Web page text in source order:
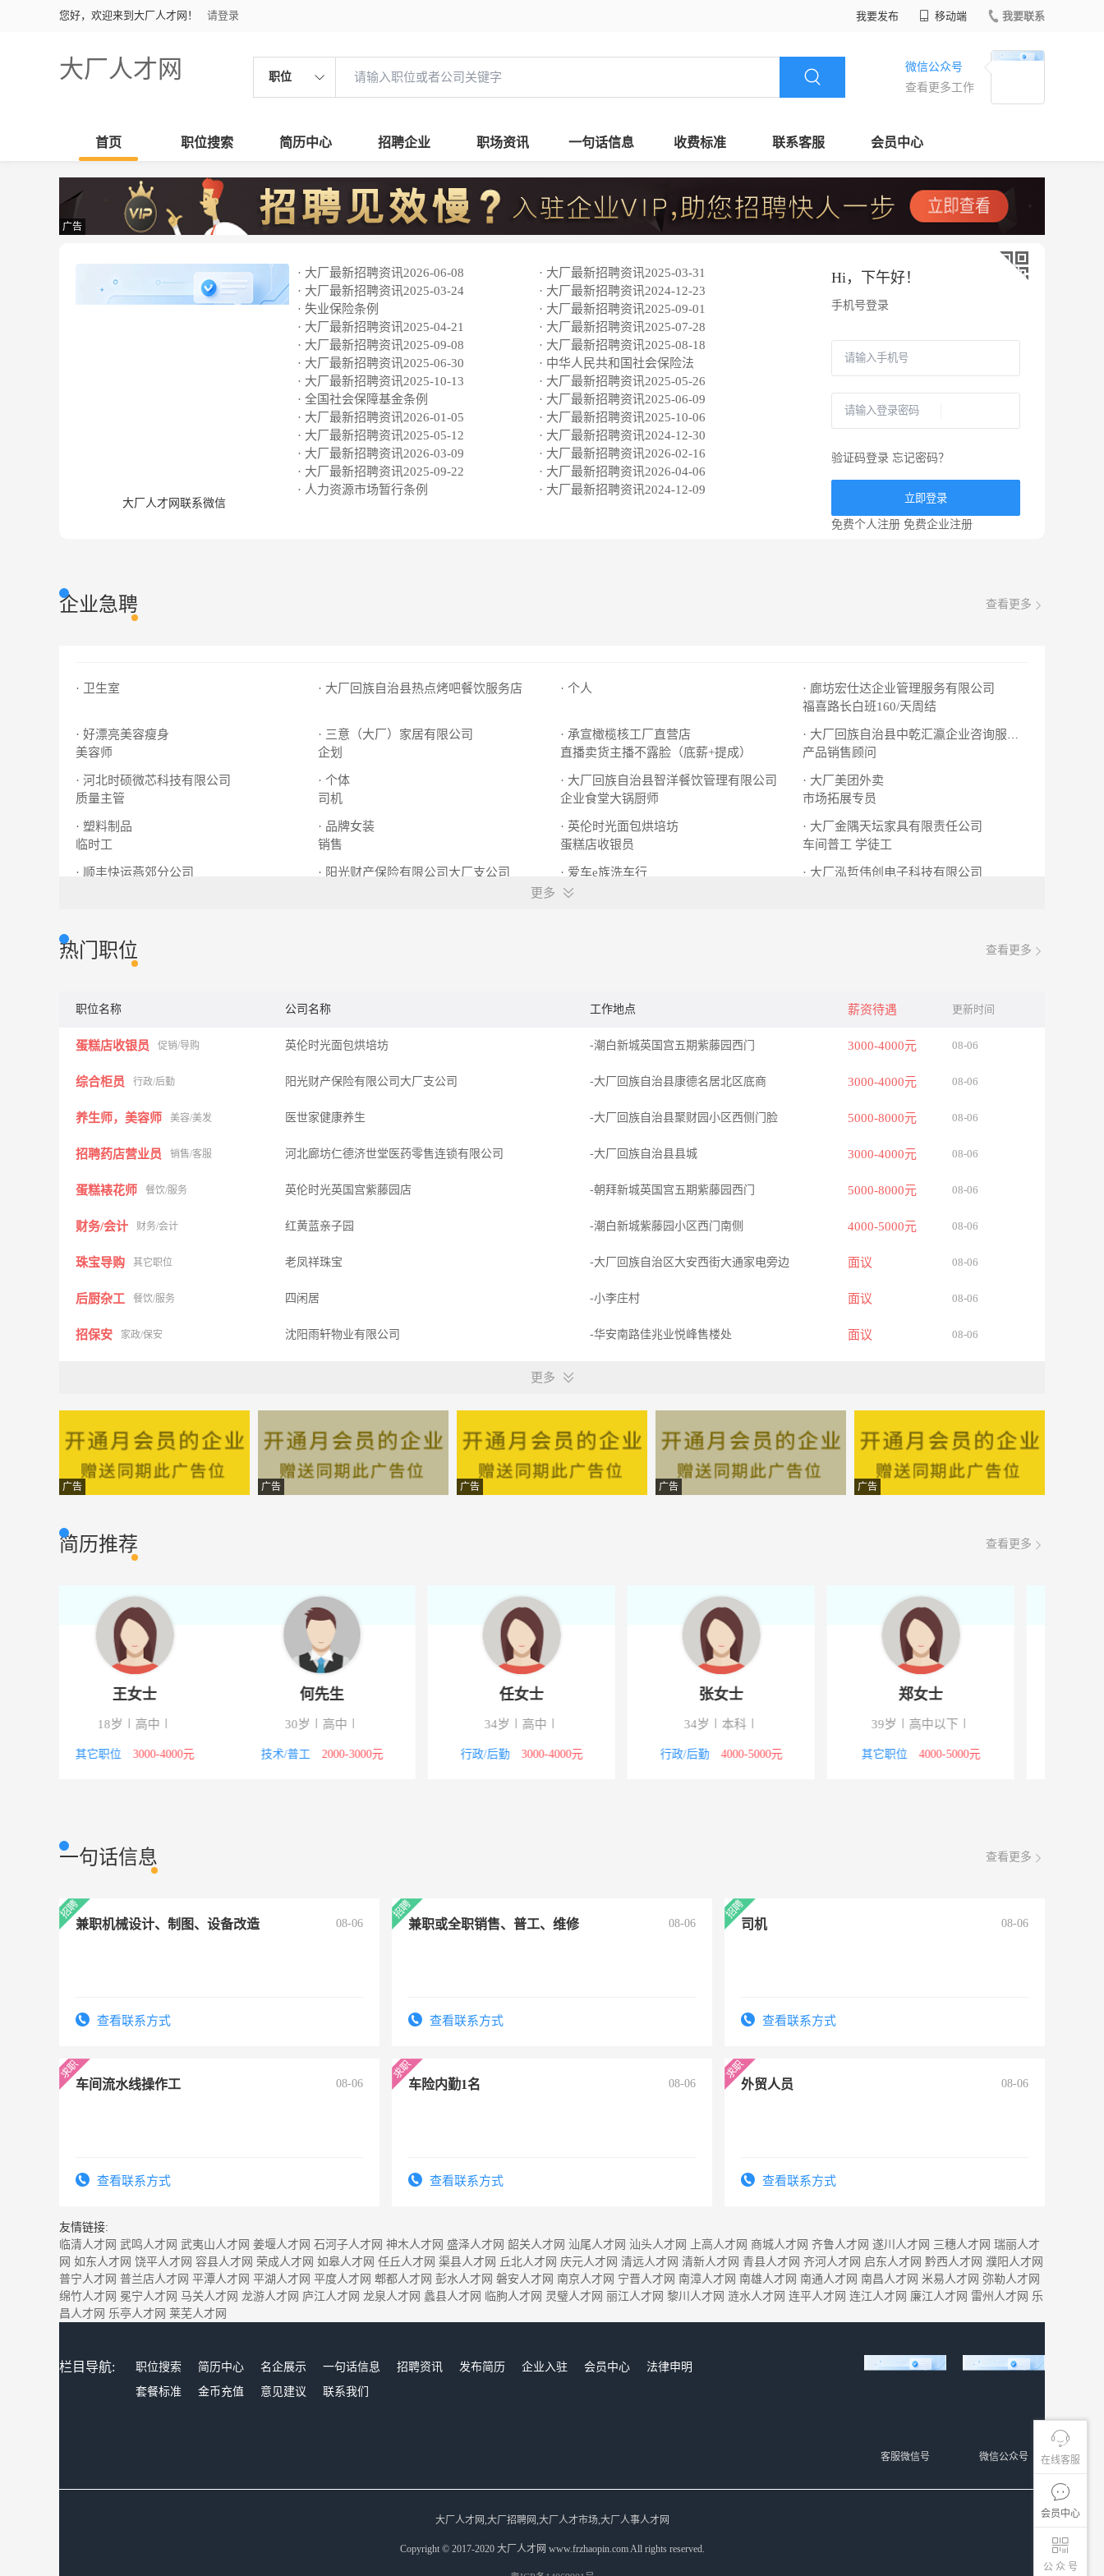
您好，欢迎来到大厂人才网！ 请登录 我要发布 移动端 我要联系
大厂人才网 职位
微信公众号
查看更多工作
首页 职位搜索 简历中心 招聘企业 职场资讯 一句话信息 收费标准 联系客服 会员中心
在线客服
会员中心
公 众 号
广告
大厂人才网联系微信
· 大厂最新招聘资讯2026-06-08
· 大厂最新招聘资讯2025-03-31
· 大厂最新招聘资讯2025-03-24
· 大厂最新招聘资讯2024-12-23
· 失业保险条例
· 大厂最新招聘资讯2025-09-01
· 大厂最新招聘资讯2025-04-21
· 大厂最新招聘资讯2025-07-28
· 大厂最新招聘资讯2025-09-08
· 大厂最新招聘资讯2025-08-18
· 大厂最新招聘资讯2025-06-30
· 中华人民共和国社会保险法
· 大厂最新招聘资讯2025-10-13
· 大厂最新招聘资讯2025-05-26
· 全国社会保障基金条例
· 大厂最新招聘资讯2025-06-09
· 大厂最新招聘资讯2026-01-05
· 大厂最新招聘资讯2025-10-06
· 大厂最新招聘资讯2025-05-12
· 大厂最新招聘资讯2024-12-30
· 大厂最新招聘资讯2026-03-09
· 大厂最新招聘资讯2026-02-16
· 大厂最新招聘资讯2025-09-22
· 大厂最新招聘资讯2026-04-06
· 人力资源市场暂行条例
· 大厂最新招聘资讯2024-12-09
Hi， 下午好！
手机号登录
验证码登录 忘记密码？
立即登录
免费个人注册 免费企业注册
企业急聘 查看更多
· 卫生室 · 大厂回族自治县热点烤吧餐饮服务店 · 个人
· 廊坊宏仕达企业管理服务有限公司
福喜路长白班160/天周结
· 好漂亮美容瘦身
美容师
· 三意（大厂）家居有限公司
企划
· 承宣橄榄核工厂直营店
直播卖货主播不露脸（底薪+提成）
· 大厂回族自治县中乾汇瀛企业咨询服务有限公司
产品销售顾问
· 河北时硕微芯科技有限公司
质量主管
· 个体
司机
· 大厂回族自治县智洋餐饮管理有限公司
企业食堂大锅厨师
· 大厂美团外卖
市场拓展专员
· 塑料制品
临时工
· 品牌女装
销售
· 英伦时光面包烘培坊
蛋糕店收银员
· 大厂金隅天坛家具有限责任公司
车间普工 学徒工
· 顺丰快运燕郊分公司
· 阳光财产保险有限公司大厂支公司
· 爱车e族洗车行
洗车工
· 大厂泓哲伟创电子科技有限公司
更多
热门职位 查看更多
职位名称 公司名称 工作地点 薪资待遇 更新时间
蛋糕店收银员 促销/导购 英伦时光面包烘培坊 -潮白新城英国宫五期紫藤园西门 3000-4000元 08-06
综合柜员 行政/后勤 阳光财产保险有限公司大厂支公司 -大厂回族自治县康德名居北区底商 3000-4000元 08-06
养生师，美容师 美容/美发 医世家健康养生 -大厂回族自治县聚财园小区西侧门脸 5000-8000元 08-06
招聘药店营业员 销售/客服 河北廊坊仁德济世堂医药零售连锁有限公司 -大厂回族自治县县城 3000-4000元 08-06
蛋糕裱花师 餐饮/服务 英伦时光英国宫紫藤园店 -朝拜新城英国宫五期紫藤园西门 5000-8000元 08-06
财务/会计 财务/会计 红黄蓝亲子园 -潮白新城紫藤园小区西门南侧 4000-5000元 08-06
珠宝导购 其它职位 老凤祥珠宝 -大厂回族自治区大安西街大通家电旁边 面议 08-06
后厨杂工 餐饮/服务 四闲居 -小李庄村 面议 08-06
招保安 家政/保安 沈阳雨轩物业有限公司 -华安南路佳兆业悦峰售楼处 面议 08-06
产品销售顾问 销售/客服 大厂回族自治县中乾汇瀛企业咨询服务有限公司 -大厂县城北新街福康馨苑底商 3000-4000元 08-06
司机 司机/交通 廊坊建丰 -河北省廊坊市大厂回族自治县双臼 5000-8000元 08-06
恒安电梯 技术/普工
质量主管 技术/普工 河北时硕微芯科技有限公司 -大厂潮白河工业园区智能装备产业园中讯二路 4000-5000元 08-06
促销/导购 品牌女装 08-06
邮政投递员 快递/外卖 大厂邮政分公司 -大安东街46号邮政储蓄银行 4000-5000元
临时工 其它职位 塑料制品 面议 08-06
更多
广告 广告 广告 广告 广告
简历推荐 查看更多
何先生
30岁 高中
技术/普工 2000-3000元
任女士
34岁
行政/后勤 3000-4000元
张女士
34岁
行政/后勤 4000-5000元
郑女士
39岁 高中以下
其它职位 4000-5000元
王女士
18岁 高中
其它职位 3000-4000元
一句话信息 查看更多
兼职机械设计、制图、设备改造 08-06
查看联系方式
兼职或全职销售、普工、维修 08-06
查看联系方式
司机 08-06
查看联系方式
车间流水线操作工 08-06
查看联系方式
车险内勤1名 08-06
查看联系方式
外贸人员 08-06
查看联系方式
友情链接:
临清人才网 武鸣人才网 武夷山人才网 姜堰人才网 石河子人才网 神木人才网 盛泽人才网 韶关人才网 汕尾人才网 汕头人才网 上高人才网 商城人才网 齐鲁人才网 遂川人才网 三穗人才网 瑞丽人才
网 如东人才网 饶平人才网 容县人才网 荣成人才网 如皋人才网 任丘人才网 渠县人才网 丘北人才网 庆元人才网 清远人才网 清新人才网 青县人才网 齐河人才网 启东人才网 黔西人才网 濮阳人才网
普宁人才网 普兰店人才网 平潭人才网 平湖人才网 平度人才网 郫都人才网 彭水人才网 磐安人才网 南京人才网 宁晋人才网 南漳人才网 南雄人才网 南通人才网 南昌人才网 米易人才网 弥勒人才网
绵竹人才网 冕宁人才网 马关人才网 龙游人才网 庐江人才网 龙泉人才网 蠡县人才网 临朐人才网 灵璧人才网 丽江人才网 黎川人才网 涟水人才网 连平人才网 连江人才网 廉江人才网 雷州人才网 乐
昌人才网 乐亭人才网 莱芜人才网
栏目导航: 职位搜索 简历中心 名企展示 一句话信息 招聘资讯 发布简历 企业入驻 会员中心
法律申明
套餐标准
金币充值 意见建议 联系我们
微信公众号
客服微信号
大厂人才网,大厂招聘网,大厂人才市场,大厂人事人才网
Copyright © 2017-2020 大厂人才网 www.frzhaopin.com All rights reserved.